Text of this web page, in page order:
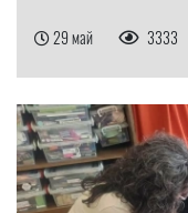
29 май 3333